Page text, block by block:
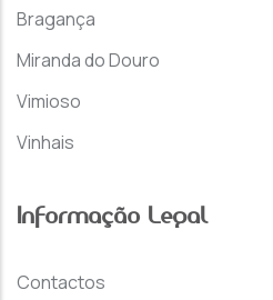
Bragança
Miranda do Douro
Vimioso
Vinhais
Informação Legal
Contactos